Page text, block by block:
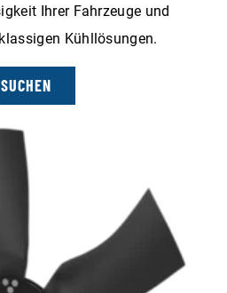
Ihrer Fahrzeuge und
Kühllösungen.